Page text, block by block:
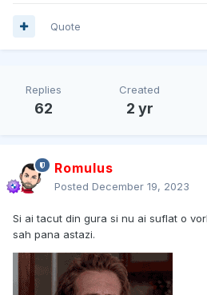
Quote
Replies
62
Created
2 yr
Romulus
Posted December 19, 2023
Si ai tacut din gura si nu ai suflat o
sah pana astazi.